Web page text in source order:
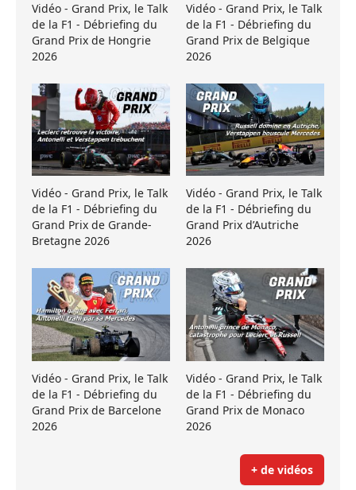
Vidéo - Grand Prix, le Talk
de la F1 - Débriefing du
Grand Prix de Hongrie
2026
Vidéo - Grand Prix, le Talk
de la F1 - Débriefing du
Grand Prix de Belgique
2026
Vidéo - Grand Prix, le Talk
de la F1 - Débriefing du
Grand Prix de Grande-
Bretagne 2026
Vidéo - Grand Prix, le Talk
de la F1 - Débriefing du
Grand Prix d’Autriche
2026
Vidéo - Grand Prix, le Talk
de la F1 - Débriefing du
Grand Prix de Barcelone
2026
Vidéo - Grand Prix, le Talk
de la F1 - Débriefing du
Grand Prix de Monaco
2026
+ de vidéos